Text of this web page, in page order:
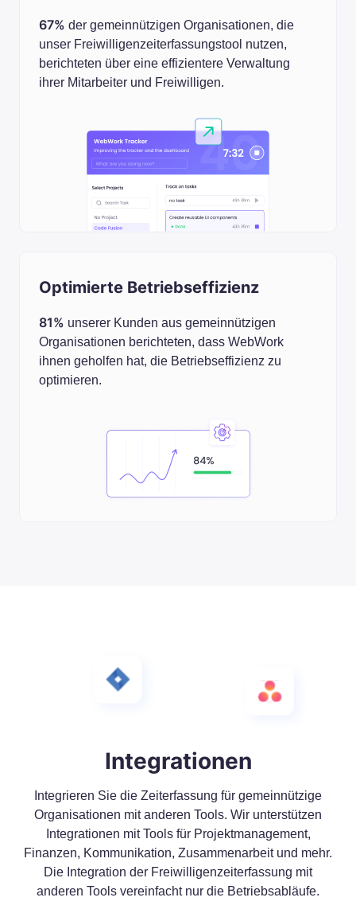
67% der gemeinnützigen Organisationen, die
unser Freiwilligenzeiterfassungstool nutzen,
berichteten über eine effizientere Verwaltung
ihrer Mitarbeiter und Freiwilligen.
Optimierte Betriebseffizienz
81% unserer Kunden aus gemeinnützigen
Organisationen berichteten, dass WebWork
ihnen geholfen hat, die Betriebseffizienz zu
optimieren.
Integrationen
Integrieren Sie die Zeiterfassung für gemeinnützige
Organisationen mit anderen Tools. Wir unterstützen
Integrationen mit Tools für Projektmanagement,
Finanzen, Kommunikation, Zusammenarbeit und mehr.
Die Integration der Freiwilligenzeiterfassung mit
anderen Tools vereinfacht nur die Betriebsabläufe.